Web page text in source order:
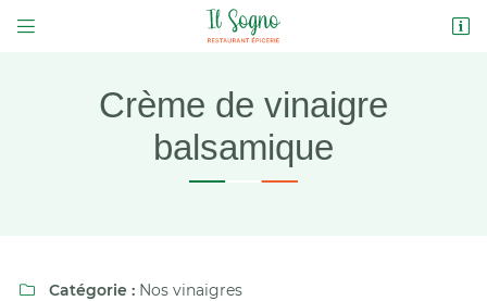
 
02 47 21 99 28Crème de vinaigre
balsamique
 Catégorie : Nos vinaigres